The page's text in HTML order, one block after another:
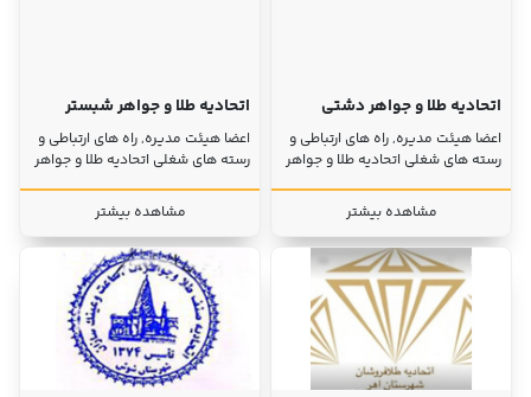
اتحادیه طلا و جواهر دشتی
اعضا هیئت مدیره, راه های ارتباطی و
رسته های شغلی اتحادیه طلا و جواهر
مشاهده بیشتر
اتحادیه طلا و جواهر شبستر
اعضا هیئت مدیره, راه های ارتباطی و
رسته های شغلی اتحادیه طلا و جواهر
مشاهده بیشتر